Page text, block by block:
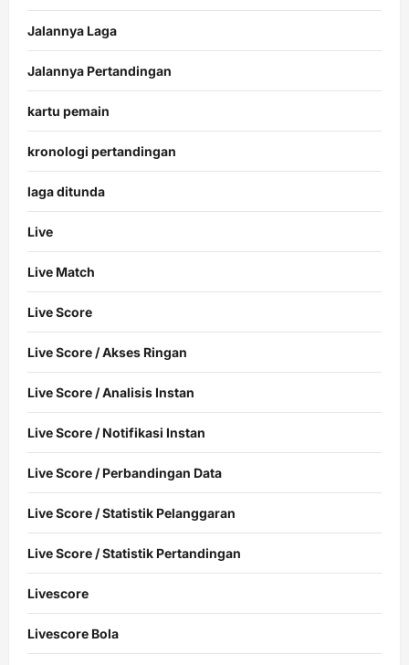
Jalannya Laga
Jalannya Pertandingan
kartu pemain
kronologi pertandingan
laga ditunda
Live
Live Match
Live Score
Live Score / Akses Ringan
Live Score / Analisis Instan
Live Score / Notifikasi Instan
Live Score / Perbandingan Data
Live Score / Statistik Pelanggaran
Live Score / Statistik Pertandingan
Livescore
Livescore Bola